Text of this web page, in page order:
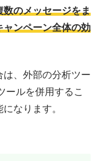
数のメッセージをま
ャンペーン全体の効
は、外部の分析ツー
ールを併用するこ
なります。